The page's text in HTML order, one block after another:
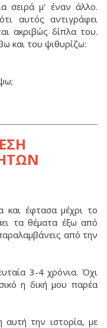
σειρά μ' έναν άλλο.
αυτός αντιγράφει
ακριβώς δίπλα του.
και του ψιθυρίζω:
και έφτασα μέχρι το
τα θέματα έξω από
από την
3-4 χρόνια. Όχι
η δική μου παρέα
την ιστορία, με